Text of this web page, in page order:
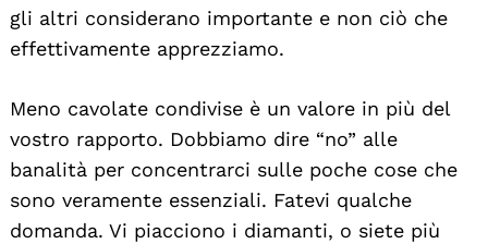
gli altri considerano importante e non ciò che
effettivamente apprezziamo.
Meno cavolate condivise è un valore in più del
vostro rapporto. Dobbiamo dire “no” alle
banalità per concentrarci sulle poche cose che
sono veramente essenziali. Fatevi qualche
domanda. Vi piacciono i diamanti, o siete più